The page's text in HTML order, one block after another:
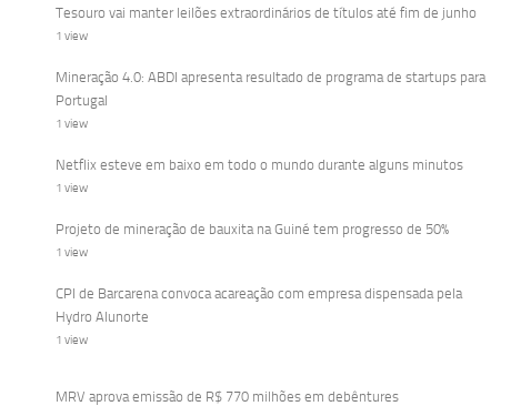
Tesouro vai manter leilões extraordinários de títulos até fim de junho
1 view
Mineração 4.0: ABDI apresenta resultado de programa de startups para
Portugal
1 view
Netflix esteve em baixo em todo o mundo durante alguns minutos
1 view
Projeto de mineração de bauxita na Guiné tem progresso de 50%
1 view
CPI de Barcarena convoca acareação com empresa dispensada pela
Hydro Alunorte
1 view
MRV aprova emissão de R$ 770 milhões em debêntures